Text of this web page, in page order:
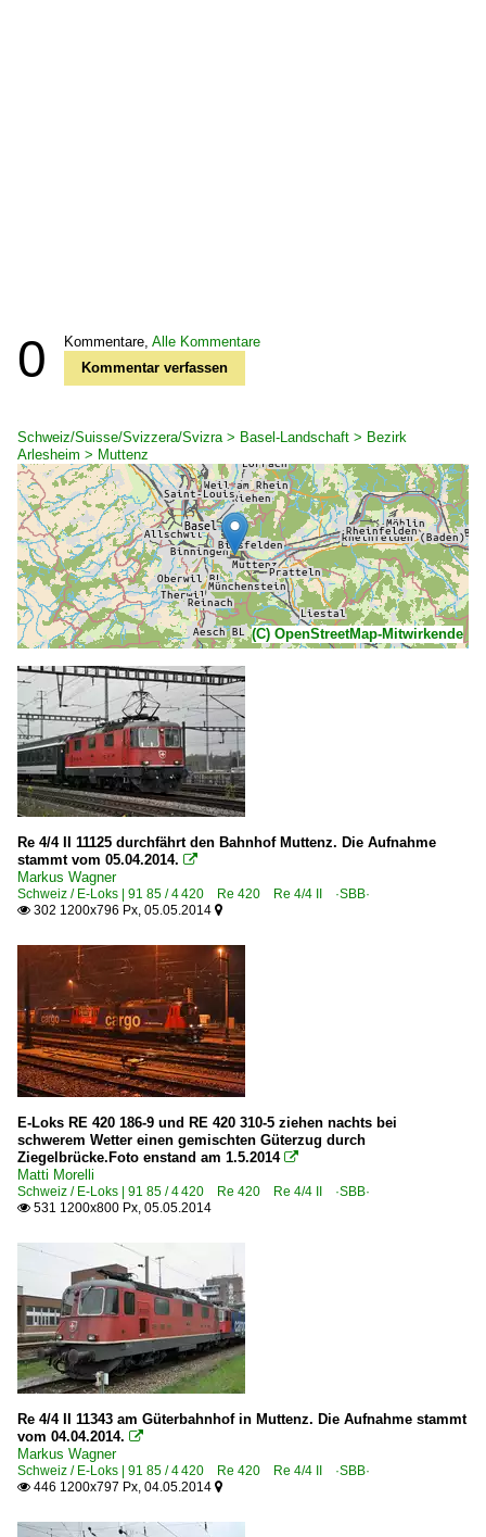
0 Kommentare, Alle Kommentare
Kommentar verfassen
Schweiz/Suisse/Svizzera/Svizra > Basel-Landschaft > Bezirk
Arlesheim > Muttenz
(C) OpenStreetMap-Mitwirkende
Re 4/4 II 11125 durchfährt den Bahnhof Muttenz. Die Aufnahme
stammt vom 05.04.2014. 
Markus Wagner
Schweiz / E-Loks | 91 85 / 4 420 Re 420 Re 4/4 II ·SBB·
 302 1200x796 Px, 05.05.2014 
E-Loks RE 420 186-9 und RE 420 310-5 ziehen nachts bei
schwerem Wetter einen gemischten Güterzug durch
Ziegelbrücke.Foto enstand am 1.5.2014 
Matti Morelli
Schweiz / E-Loks | 91 85 / 4 420 Re 420 Re 4/4 II ·SBB·
 531 1200x800 Px, 05.05.2014
Re 4/4 II 11343 am Güterbahnhof in Muttenz. Die Aufnahme stammt
vom 04.04.2014. 
Markus Wagner
Schweiz / E-Loks | 91 85 / 4 420 Re 420 Re 4/4 II ·SBB·
 446 1200x797 Px, 04.05.2014 